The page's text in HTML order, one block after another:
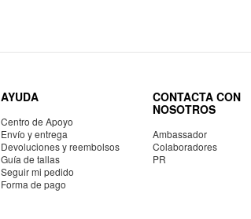
AYUDA
Centro de Apoyo
Envío y entrega
Devoluciones y reembolsos
Guía de tallas
Seguir mi pedido
Forma de pago
CONTACTA CON
NOSOTROS
Ambassador
Colaboradores
PR